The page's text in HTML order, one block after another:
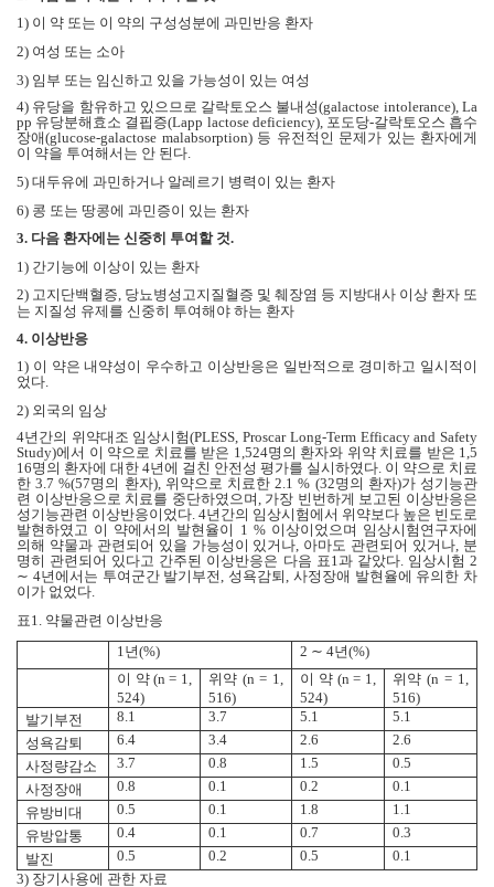
1) 이 약 또는 이 약의 구성성분에 과민반응 환자
2) 여성 또는 소아
3) 임부 또는 임신하고 있을 가능성이 있는 여성
4) 유당을 함유하고 있으므로 갈락토오스 불내성(galactose intolerance), La
pp 유당분해효소 결핍증(Lapp lactose deficiency), 포도당-갈락토오스 흡수
장애(glucose-galactose malabsorption) 등 유전적인 문제가 있는 환자에게
이 약을 투여해서는 안 된다.
5) 대두유에 과민하거나 알레르기 병력이 있는 환자
6) 콩 또는 땅콩에 과민증이 있는 환자
3. 다음 환자에는 신중히 투여할 것.
1) 간기능에 이상이 있는 환자
2) 고지단백혈증 당뇨병성고지질혈증 및 췌장염 등 지방대사 이상 환자 또
는 지질성 유제를 신중히 투여해야 하는 환자
4. 이상반응
1) 이 약은 내약성이 우수하고 이상반응은 일반적으로 경미하고 일시적이
었다
2) 외국의 임상
4년간의 위약대조 임상시험(PLESS, Proscar Long‐Term Efficacy and Safety
Study)에서 이 약으로 치료를 받은 1,524명의 환자와 위약 치료를 받은 1,5
16명의 환자에 대한 4년에 걸친 안전성 평가를 실시하였다. 이 약으로 치료
한 3.7 %(57명의 환자), 위약으로 치료한 2.1 % (32명의 환자)가 성기능관
련 이상반응으로 치료를 중단하였으며, 가장 빈번하게 보고된 이상반응은
성기능관련 이상반응이었다. 4년간의 임상시험에서 위약보다 높은 빈도로
발현하였고 이 약에서의 발현율이 1 % 이상이었으며 임상시험연구자에
의해 약물과 관련되어 있을 가능성이 있거나, 아마도 관련되어 있거나, 분
명히 관련되어 있다고 간주된 이상반응은 다음 표1과 같았다. 임상시험 2
∼ 4년에서는 투여군간 발기부전, 성욕감퇴, 사정장애 발현율에 유의한 차
이가 없었다.
표1. 약물관련 이상반응
1 년(%) 2 ∼ 4년(%)
이 약 (n = 1,
524)
위약 (n = 1,
516)
이 약 (n = 1,
524)
위약(n = 1,
516)
발기부전
8.1 3.7 5.1
5.1
성욕감퇴
6.4 3.4 2.6
2.6
사정량감소
3.7 0.8 1.5
0.5
사정장애
0.8 0.1 0.2
0.1
유방비대
0.5 0.1 1.8
1.1
유방압통
0.4 0.1 0.7
0.3
발진
0.5 0.2 0.5
0.1
3) 장기사용에 관한 자료